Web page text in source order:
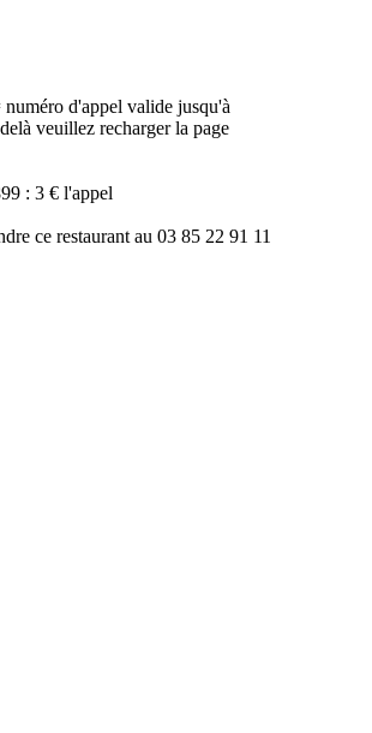
d'appel valide jusqu'à
veuillez recharger la page
: 3 € l'appel
ce restaurant au 03 85 22 91 11